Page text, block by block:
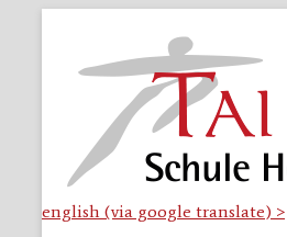
springen
english (via google translate) >